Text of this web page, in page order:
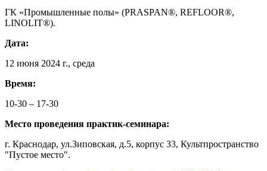
ГК «Промышленные полы» (PRASPAN®, REFLOOR®,
LINOLIT®).
Дата:
12 июня 2024 г., среда
Время:
10-30 – 17-30
Место проведения практик-семинара:
г. Краснодар, ул.Зиповская, д.5, корпус 33, Культпространство
"Пустое место".